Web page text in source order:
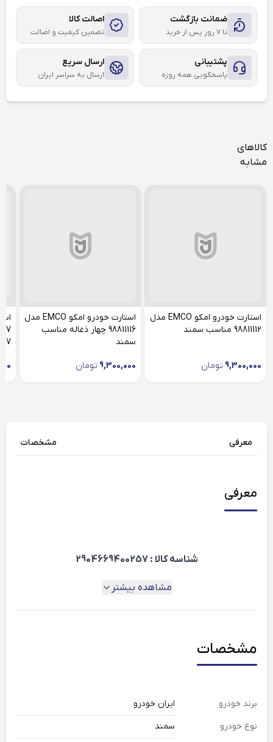
ضمانت بازگشت
تا ۷ روز پس از خرید
اصالت کالا
تضمین کیفیت و اصالت
پشتیبانی
پاسخگویی همه روزه
ارسال سریع
ارسال به سراسر ایران
کالاهای
مشابه
استارت خودرو امکو EMCO مدل
98811112 مناسب سمند
9,300,000 تومان
استارت خودرو امکو EMCO مدل
98811116 چهار ذغاله مناسب
سمند
9,300,000 تومان
معرفی مشخصات
معرفی
شناسه کالا : 2904669400257
مشاهده بیشتر
مشخصات
برند خودرو
ایران خودرو
نوع خودرو
سمند